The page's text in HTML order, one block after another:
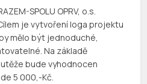
SPOLU OPRV, o.s.
je vytvoření loga projektu
mělo být jednoduché,
Na základě
bude vyhodnocen
5 000,-Kč.